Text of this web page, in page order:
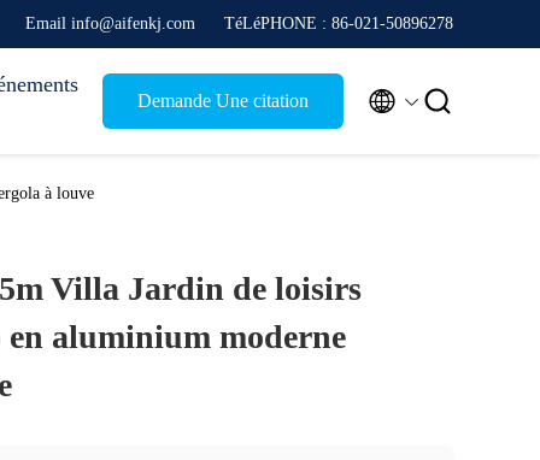
Email info@aifenkj.com TéLéPHONE : 86-021-50896278
Demande Une citation  
à louve
Villa Jardin de loisirs
en aluminium moderne